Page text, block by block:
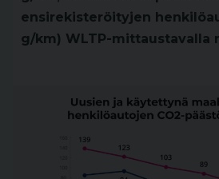
ensirekisteröityjen
g/km) WLTP-mittaustavalla